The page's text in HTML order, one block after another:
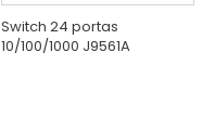
Switch 24 portas
10/100/1000 J9561A